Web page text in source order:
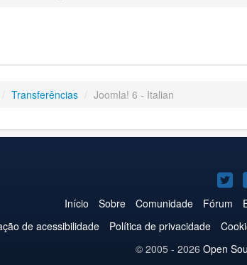
/ Transferências / Joomla! 6 - Italian
no
Início Sobre Comunidade Fórum
de acessibilidade
Política de privacidade
© 2005 - 2026 Open